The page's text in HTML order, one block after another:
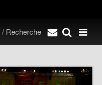
/ Recherche